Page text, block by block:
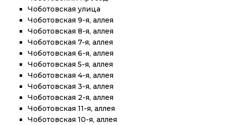
Чоботовская улица
Чоботовская 9-я, аллея
Чоботовская 8-я, аллея
Чоботовская 7-я, аллея
Чоботовская 6-я, аллея
Чоботовская 5-я, аллея
Чоботовская 4-я, аллея
Чоботовская 3-я, аллея
Чоботовская 2-я, аллея
Чоботовская 11-я, аллея
Чоботовская 10-я, аллея